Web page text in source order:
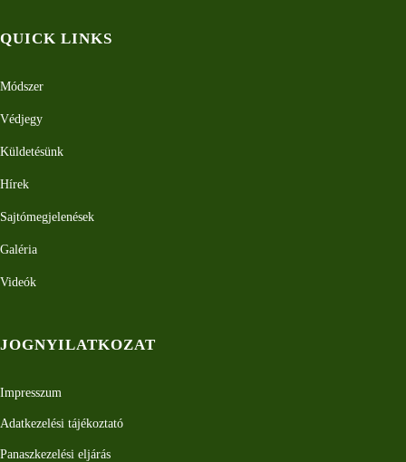
QUICK LINKS
Módszer
Védjegy
Küldetésünk
Hírek
Sajtómegjelenések
Galéria
Videók
JOGNYILATKOZAT
Impresszum
Adatkezelési tájékoztató
Panaszkezelési eljárás